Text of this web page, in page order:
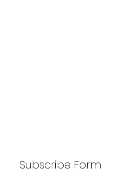
Subscribe Form